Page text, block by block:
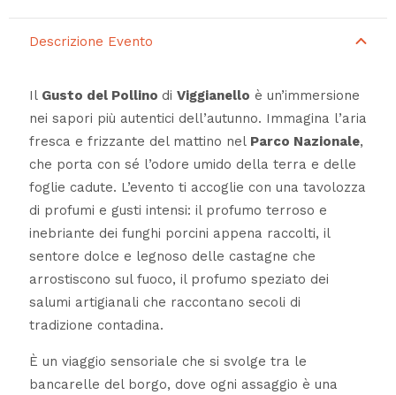
Descrizione Evento
Il Gusto del Pollino di Viggianello è un’immersione
nei sapori più autentici dell’autunno. Immagina l’aria
fresca e frizzante del mattino nel Parco Nazionale,
che porta con sé l’odore umido della terra e delle
foglie cadute. L’evento ti accoglie con una tavolozza
di profumi e gusti intensi: il profumo terroso e
inebriante dei funghi porcini appena raccolti, il
sentore dolce e legnoso delle castagne che
arrostiscono sul fuoco, il profumo speziato dei
salumi artigianali che raccontano secoli di
tradizione contadina.
È un viaggio sensoriale che si svolge tra le
bancarelle del borgo, dove ogni assaggio è una